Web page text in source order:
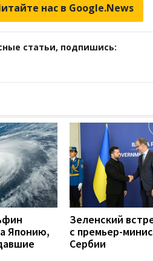
нас в Google.News
статьи, подпишись:
Японию,
Зеленский
с премьер-
Сербии